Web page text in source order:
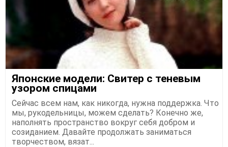
Японские модели: Свитер с теневым
узором спицами
Сейчас всем нам, как никогда, нужна поддержка. Что
мы, рукодельницы, можем сделать? Конечно же,
наполнять пространство вокруг себя добром и
созиданием. Давайте продолжать заниматься
творчеством, вязат...